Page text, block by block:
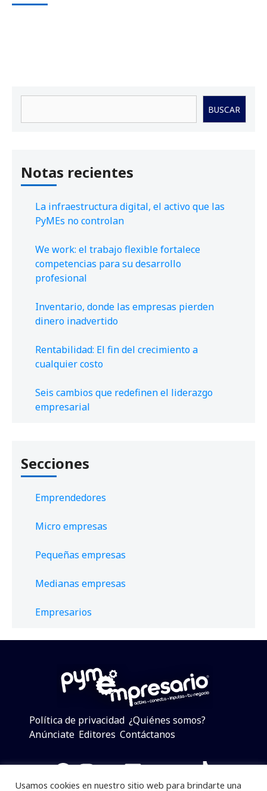
BUSCAR
Notas recientes
La infraestructura digital, el activo que las
PyMEs no controlan
We work: el trabajo flexible fortalece
competencias para su desarrollo
profesional
Inventario, donde las empresas pierden
dinero inadvertido
Rentabilidad: El fin del crecimiento a
cualquier costo
Seis cambios que redefinen el liderazgo
empresarial
Secciones
Emprendedores
Micro empresas
Pequeñas empresas
Medianas empresas
Empresarios
Política de privacidad ¿Quiénes somos?
Anúnciate Editores Contáctanos
Facebook
Instagram
Twitter
LinkedIn
Telegram
YouTube
TikTok
Usamos cookies en nuestro sitio web para brindarte una